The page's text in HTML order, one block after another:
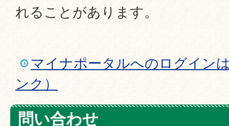
れることがあります。
マイナポータルへのログイン
ンク）
問い合わせ